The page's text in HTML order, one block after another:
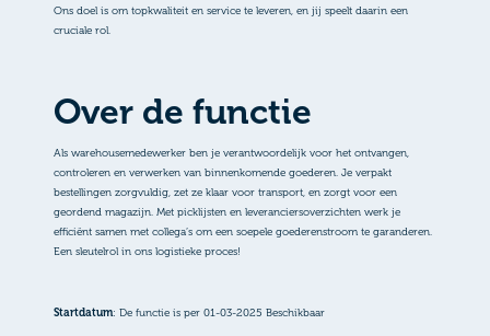
Ons doel is om topkwaliteit en service te leveren, en jij speelt daarin een
cruciale rol.
Over de functie
Als warehousemedewerker ben je verantwoordelijk voor het ontvangen,
controleren en verwerken van binnenkomende goederen. Je verpakt
bestellingen zorgvuldig, zet ze klaar voor transport, en zorgt voor een
geordend magazijn. Met picklijsten en leveranciersoverzichten werk je
efficiënt samen met collega’s om een soepele goederenstroom te garanderen.
Een sleutelrol in ons logistieke proces!
Startdatum: De functie is per 01-03-2025 Beschikbaar